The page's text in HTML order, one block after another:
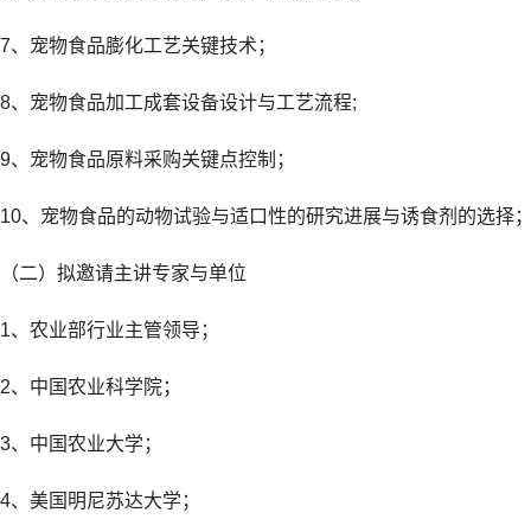
7、宠物食品膨化工艺关键技术；
8、宠物食品加工成套设备设计与工艺流程;
9、宠物食品原料采购关键点控制；
10、宠物食品的动物试验与适口性的研究进展与诱食剂的选择
（二）拟邀请主讲专家与单位
1、农业部行业主管领导；
2、中国农业科学院；
3、中国农业大学；
4、美国明尼苏达大学；